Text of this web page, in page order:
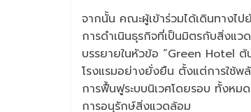
จากนั้น คณะผู้เข้าร่วมได้เดินทางไ
การดำเนินธุรกิจที่เป็นมิตรกับสิ่งแว
บรรยายในหัวข้อ “Green Hotel ต้
โรงแรมอย่างยั่งยืน ตั้งแต่การใช้พ
การฟื้นฟูระบบนิเวศโดยรอบ ทั้งห
การอนุรักษ์สิ่งแวดล้อม